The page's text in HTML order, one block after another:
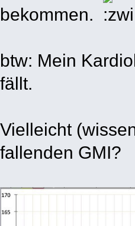
bekommen.
btw: Mein
fällt.
Vielleicht
fallenden GMI?